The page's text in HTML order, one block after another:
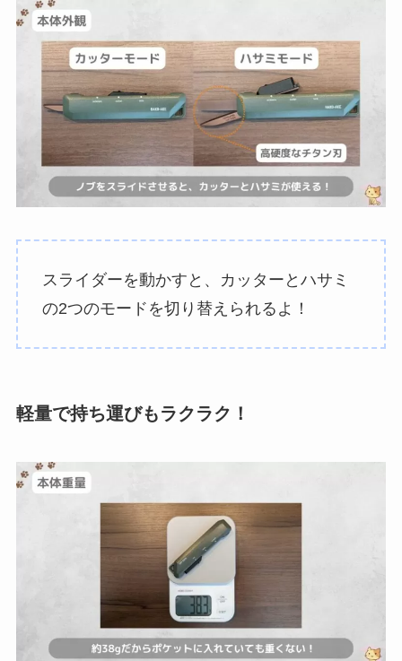
スライダーを動かすと、カッターとハサミ
の2つのモードを切り替えられるよ！
軽量で持ち運びもラクラク！